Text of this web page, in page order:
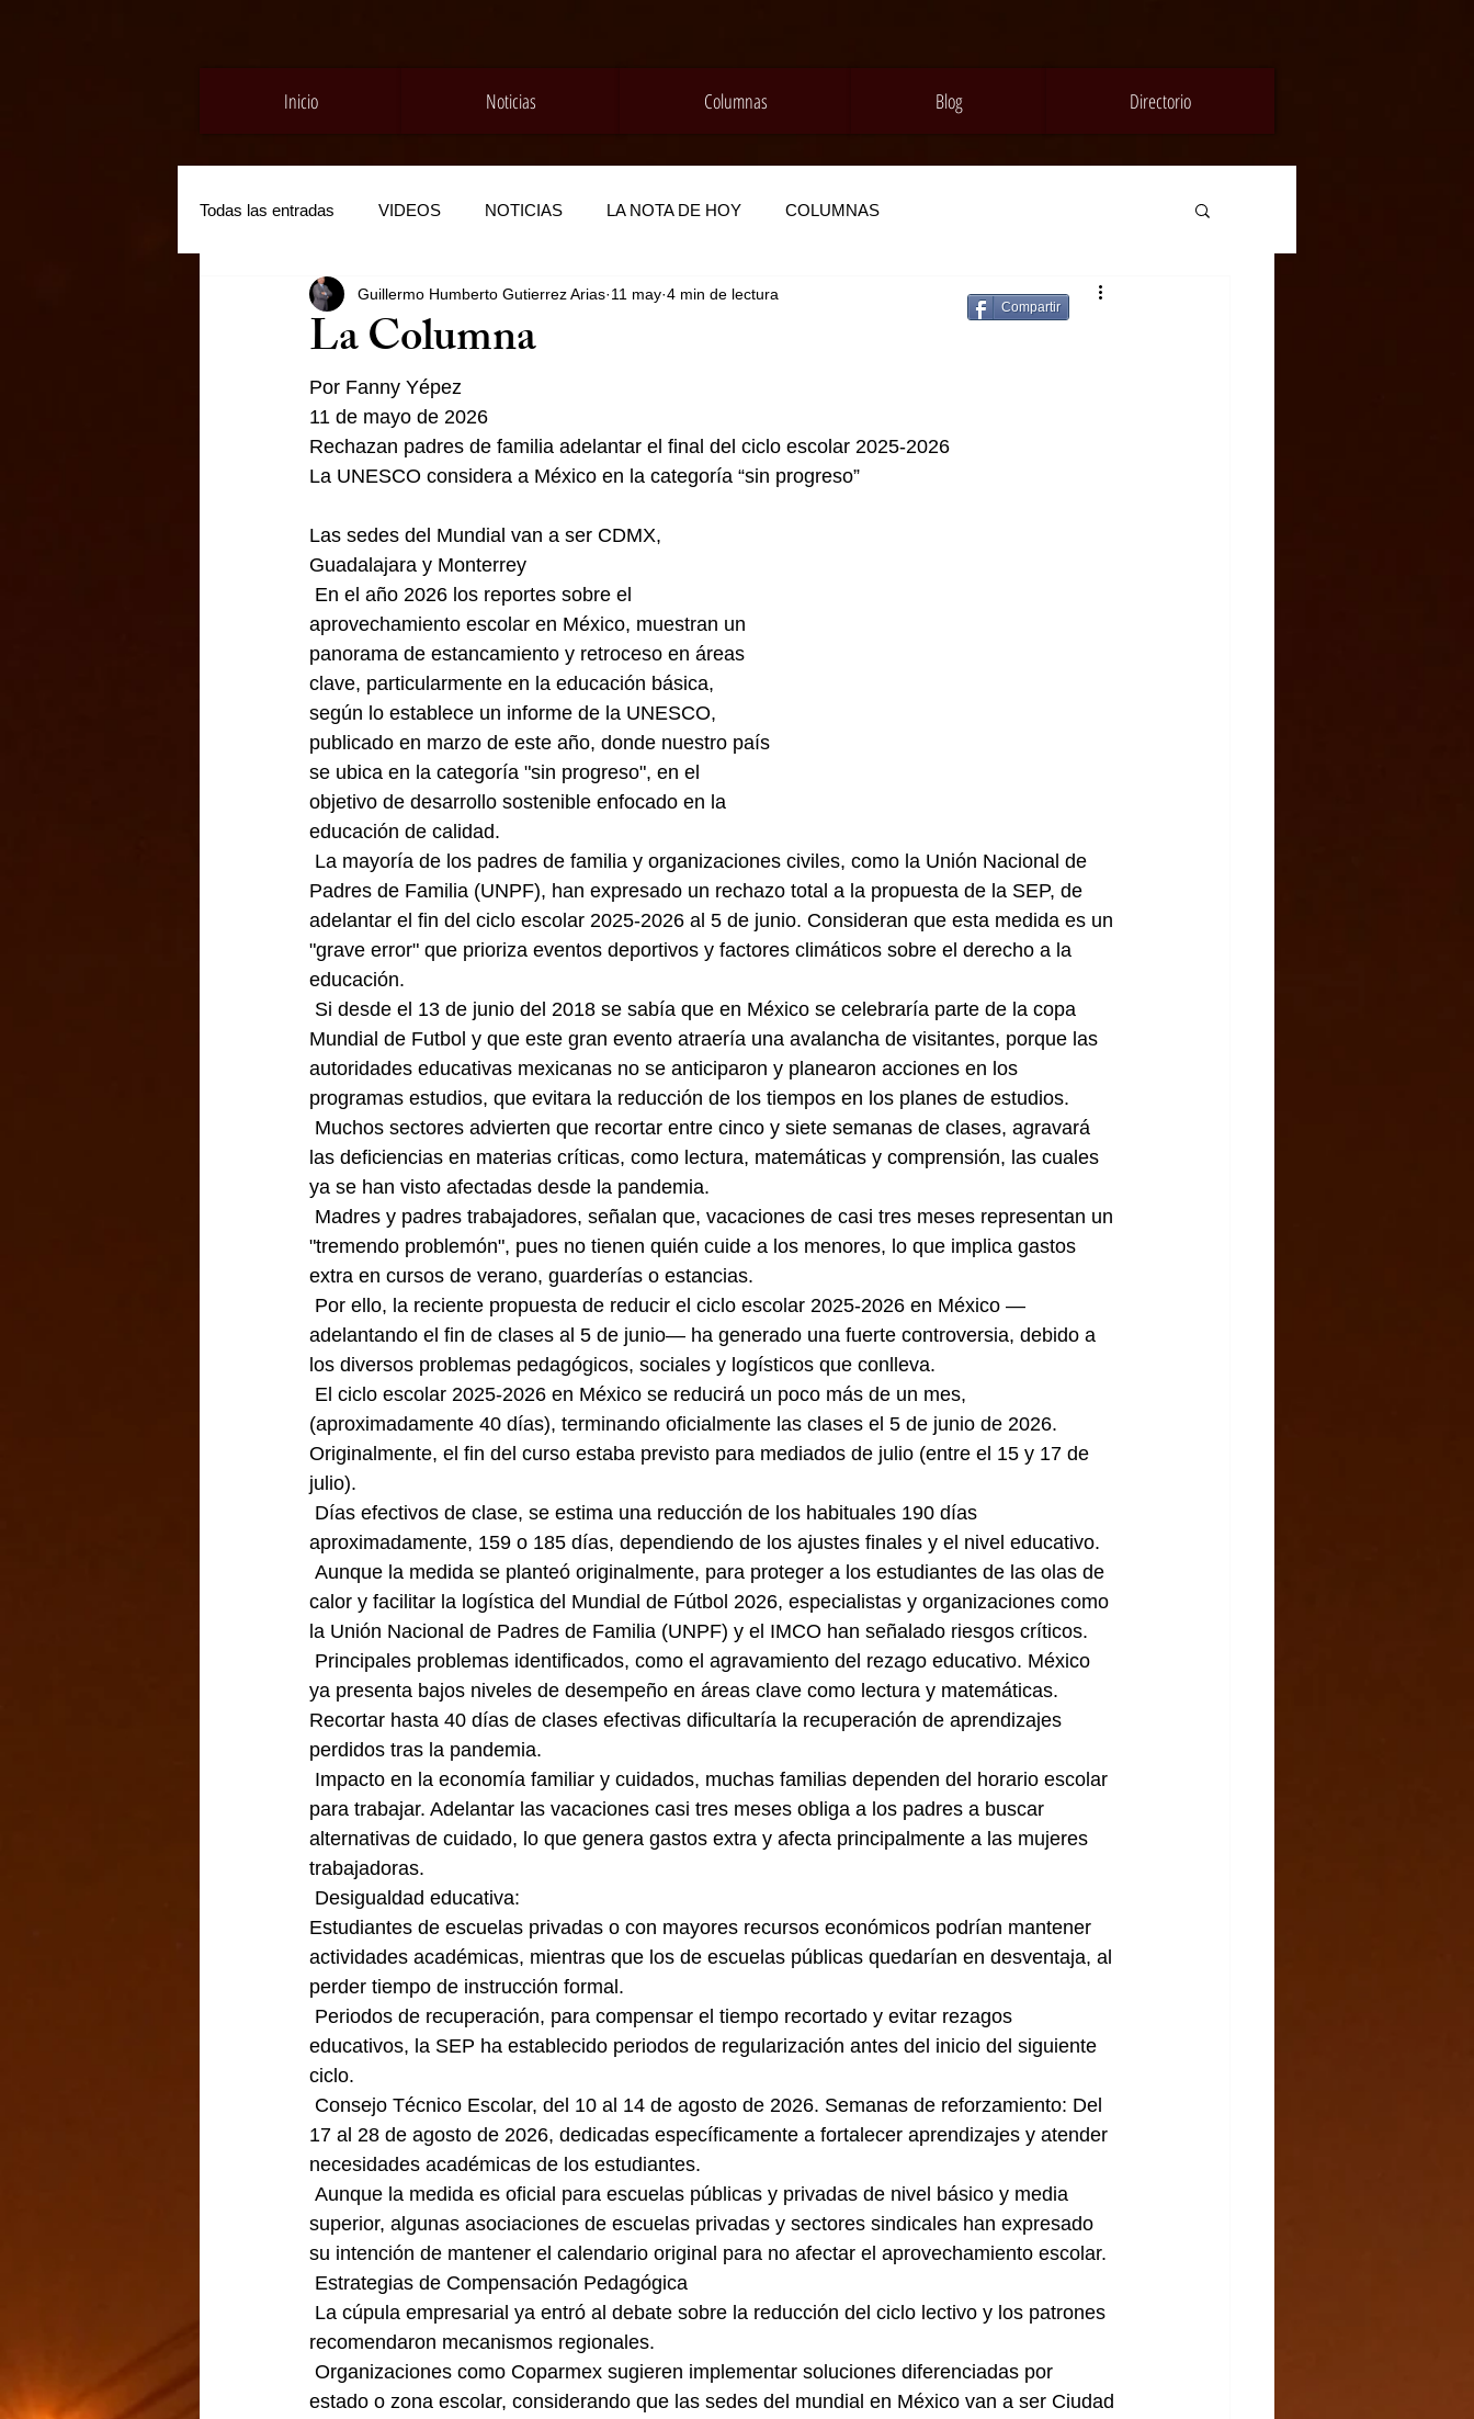
Inicio Noticias Columnas Blog Directorio
Todas las entradas VIDEOS NOTICIAS LA NOTA DE HOY COLUMNAS
La Columna
Guillermo Humberto Gutierrez Arias 11 may 4 min de lectura
Por Fanny Yépez
11 de mayo de 2026
Rechazan padres de familia adelantar el final del ciclo escolar 2025-2026
La UNESCO considera a México en la categoría “sin progreso”
Las sedes del Mundial van a ser CDMX,
Guadalajara y Monterrey
aprovechamiento escolar en México, muestran un
panorama de estancamiento y retroceso en áreas
clave, particularmente en la educación básica,
según lo establece un informe de la UNESCO,
publicado en marzo de este año, donde nuestro país
se ubica en la categoría "sin progreso", en el
objetivo de desarrollo sostenible enfocado en la
educación de calidad.
Padres de Familia (UNPF), han expresado un rechazo total a la propuesta de la SEP, de
adelantar el fin del ciclo escolar 2025-2026 al 5 de junio. Consideran que esta medida es un
"grave error" que prioriza eventos deportivos y factores climáticos sobre el derecho a la
educación.
Mundial de Futbol y que este gran evento atraería una avalancha de visitantes, porque las
autoridades educativas mexicanas no se anticiparon y planearon acciones en los
programas estudios, que evitara la reducción de los tiempos en los planes de estudios.
las deficiencias en materias críticas, como lectura, matemáticas y comprensión, las cuales
ya se han visto afectadas desde la pandemia.
"tremendo problemón", pues no tienen quién cuide a los menores, lo que implica gastos
extra en cursos de verano, guarderías o estancias.
adelantando el fin de clases al 5 de junio— ha generado una fuerte controversia, debido a
los diversos problemas pedagógicos, sociales y logísticos que conlleva.
(aproximadamente 40 días), terminando oficialmente las clases el 5 de junio de 2026.
Originalmente, el fin del curso estaba previsto para mediados de julio (entre el 15 y 17 de
julio).
aproximadamente, 159 o 185 días, dependiendo de los ajustes finales y el nivel educativo.
calor y facilitar la logística del Mundial de Fútbol 2026, especialistas y organizaciones como
la Unión Nacional de Padres de Familia (UNPF) y el IMCO han señalado riesgos críticos.
ya presenta bajos niveles de desempeño en áreas clave como lectura y matemáticas.
Recortar hasta 40 días de clases efectivas dificultaría la recuperación de aprendizajes
perdidos tras la pandemia.
para trabajar. Adelantar las vacaciones casi tres meses obliga a los padres a buscar
alternativas de cuidado, lo que genera gastos extra y afecta principalmente a las mujeres
trabajadoras.
Desigualdad educativa:
Estudiantes de escuelas privadas o con mayores recursos económicos podrían mantener
actividades académicas, mientras que los de escuelas públicas quedarían en desventaja, al
perder tiempo de instrucción formal.
educativos, la SEP ha establecido periodos de regularización antes del inicio del siguiente
ciclo.
17 al 28 de agosto de 2026, dedicadas específicamente a fortalecer aprendizajes y atender
necesidades académicas de los estudiantes.
superior, algunas asociaciones de escuelas privadas y sectores sindicales han expresado
su intención de mantener el calendario original para no afectar el aprovechamiento escolar.
Estrategias de Compensación Pedagógica
recomendaron mecanismos regionales.
estado o zona escolar, considerando que las sedes del mundial en México van a ser Ciudad
Compartir